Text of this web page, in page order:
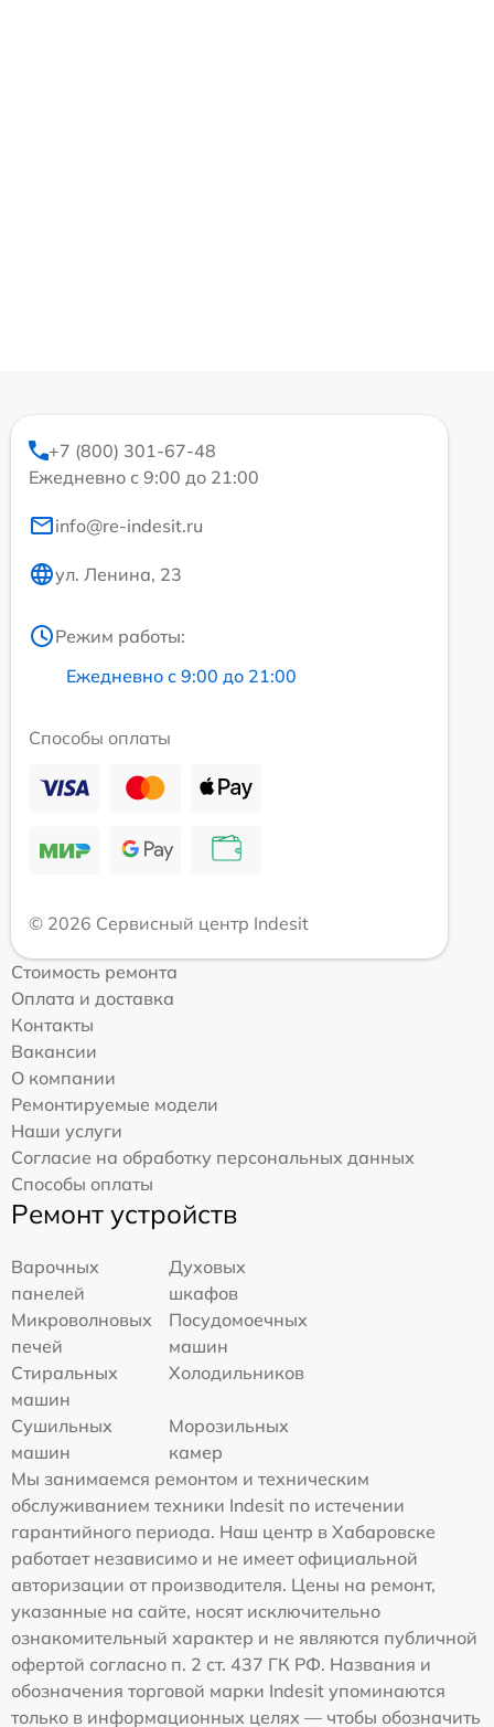
+7 (800) 301-67-48
Ежедневно с 9:00 до 21:00
info@re-indesit.ru
ул. Ленина, 23
Режим работы:
Ежедневно с 9:00 до 21:00
Способы оплаты
© 2026 Сервисный центр Indesit
Стоимость ремонта
Оплата и доставка
Контакты
Вакансии
О компании
Ремонтируемые модели
Наши услуги
Согласие на обработку персональных данных
Способы оплаты
Ремонт устройств
Варочных
панелей
Духовых
шкафов
Микроволновых
печей
Посудомоечных
машин
Стиральных
машин
Холодильников
Сушильных
машин
Морозильных
камер
Мы занимаемся ремонтом и техническим
обслуживанием техники Indesit по истечении
гарантийного периода. Наш центр в Хабаровске
работает независимо и не имеет официальной
авторизации от производителя. Цены на ремонт,
указанные на сайте, носят исключительно
ознакомительный характер и не являются публичной
офертой согласно п. 2 ст. 437 ГК РФ. Названия и
обозначения торговой марки Indesit упоминаются
только в информационных целях — чтобы обозначить